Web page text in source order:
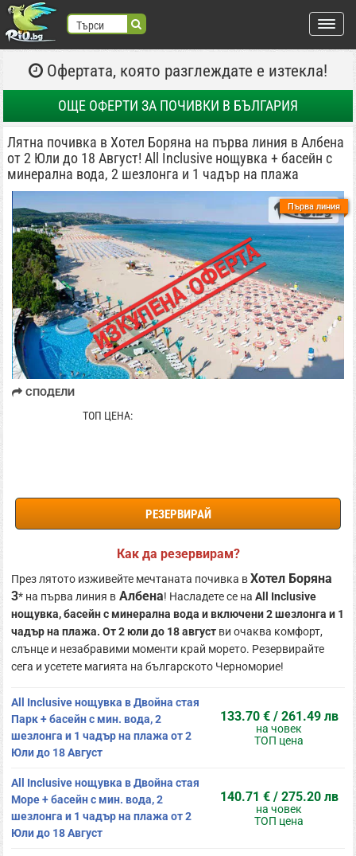
Търси
търся:
Регистрация
Вход
ВХОД С FACEBOOK ВХОД С GOOGLE
Места
Офертата, която разглеждате е изтекла!
ОЩЕ ОФЕРТИ ЗА ПОЧИВКИ В БЪЛГАРИЯ
Лятна почивка в Хотел Боряна на първа линия в Албена
от 2 Юли до 18 Август! All Inclusive нощувка + басейн с
минерална вода, 2 шезлонга и 1 чадър на плажа
Първа линия
СПОДЕЛИ
ТОП ЦЕНА:
РЕЗЕРВИРАЙ
Как да резервирам?
През лятото изживейте мечтаната почивка вХотел Боряна
3* на първа линия в Албена! Насладете се наAll Inclusive
нощувка, басейн с минерална вода и включени 2 шезлонга и 1
чадър на плажа. От 2 юли до 18 август ви очаква комфорт,
слънце и незабравими моменти край морето. Резервирайте
сега и усетете магията на българското Черноморие!
All Inclusive нощувка в Двойна стая
Парк + басейн с мин. вода, 2
шезлонга и 1 чадър на плажа от 2
Юли до 18 Август
133.70 € / 261.49 лв
на човек
ТОП цена
All Inclusive нощувка в Двойна стая
Море + басейн с мин. вода, 2
шезлонга и 1 чадър на плажа от 2
Юли до 18 Август
140.71 € / 275.20 лв
на човек
ТОП цена